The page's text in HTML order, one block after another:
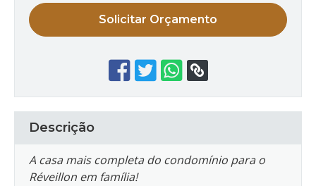
Solicitar Orçamento
Descrição
A casa mais completa do condomínio para o
Réveillon em família!